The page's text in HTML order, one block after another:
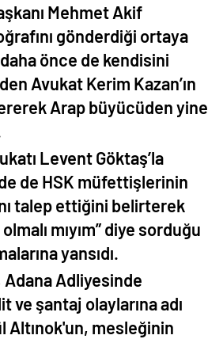
Mehmet Akif
gönderdiği ortaya
daha önce de kendisini
Avukat Kerim Kazan’ın
Arap büyücüden yine
Levent Göktaş’la
de HSK müfettişlerinin
talep ettiğini belirterek
mıyım” diye sorduğu
yansıdı.
Adana Adliyesinde
ve şantaj olaylarına adı
Altınok'un, mesleğinin